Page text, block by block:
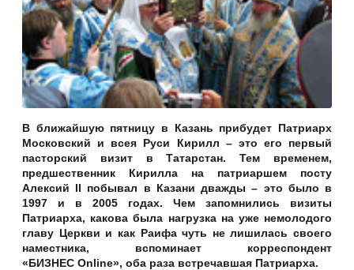
В ближайшую пятницу в Казань прибудет Патриарх
Московский и всея Руси Кирилл – это его первый
пасторский визит в Татарстан. Тем временем,
предшественник Кирилла на патриаршем посту
Алексий II побывал в Казани дважды – это было в
1997 и в 2005 годах. Чем запомнились визиты
Патриарха, какова была нагрузка на уже немолодого
главу Церкви и как Раифа чуть не лишилась своего
наместника, вспоминает корреспондент
«БИЗНЕС Online», оба раза встречавшая Патриарха.